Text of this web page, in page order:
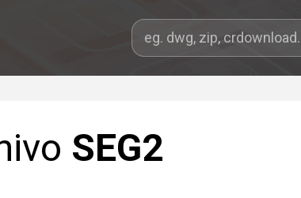
SEG2